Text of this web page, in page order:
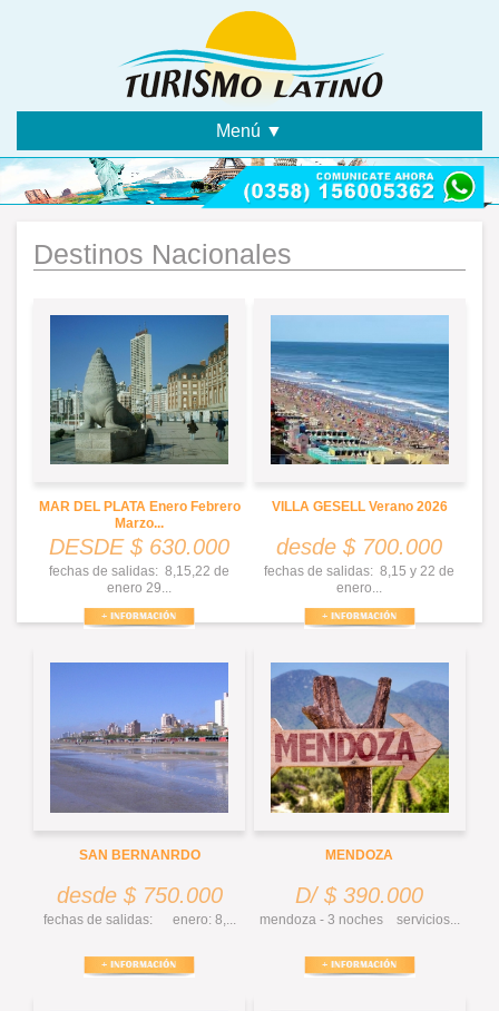
Menú ▼
Destinos Nacionales
MAR DEL PLATA Enero Febrero
Marzo...
DESDE $ 630.000
fechas de salidas: 8,15,22 de
enero 29...
VILLA GESELL Verano 2026
desde $ 700.000
fechas de salidas: 8,15 y 22 de
enero...
SAN BERNANRDO
desde $ 750.000
fechas de salidas: enero: 8,...
MENDOZA
D/ $ 390.000
mendoza - 3 noches servicios...